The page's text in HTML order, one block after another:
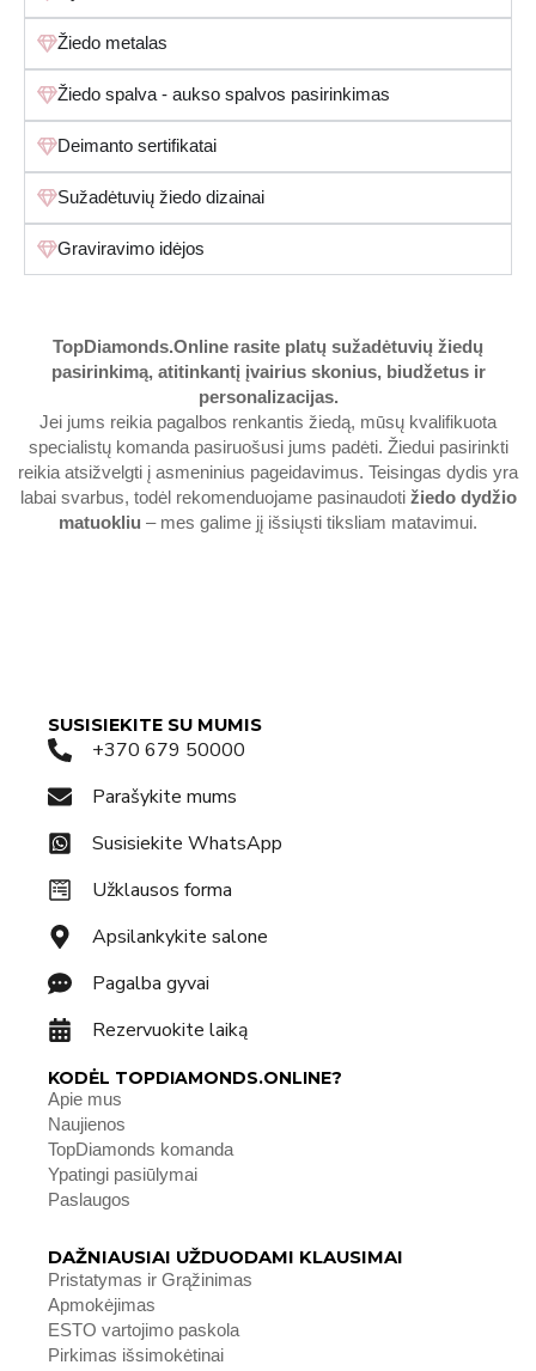
Žiedo metalas
Žiedo spalva - aukso spalvos pasirinkimas
Deimanto sertifikatai
Sužadėtuvių žiedo dizainai
Graviravimo idėjos
TopDiamonds.Online rasite platų sužadėtuvių žiedų
pasirinkimą, atitinkantį įvairius skonius, biudžetus ir
personalizacijas.
Jei jums reikia pagalbos renkantis žiedą, mūsų kvalifikuota
specialistų komanda pasiruošusi jums padėti. Žiedui pasirinkti
reikia atsižvelgti į asmeninius pageidavimus. Teisingas dydis yra
labai svarbus, todėl rekomenduojame pasinaudoti žiedo dydžio
matuokliu – mes galime jį išsiųsti tiksliam matavimui.
SUSISIEKITE SU MUMIS
+370 679 50000
Parašykite mums
Susisiekite WhatsApp
Užklausos forma
Apsilankykite salone
Pagalba gyvai
Rezervuokite laiką
KODĖL TOPDIAMONDS.ONLINE?
Apie mus
Naujienos
TopDiamonds komanda
Ypatingi pasiūlymai
Paslaugos
DAŽNIAUSIAI UŽDUODAMI KLAUSIMAI
Pristatymas ir Grąžinimas
Apmokėjimas
ESTO vartojimo paskola
Pirkimas išsimokėtinai